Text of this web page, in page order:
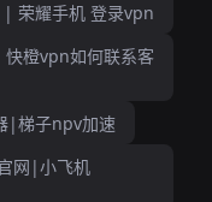
荣耀手机 登录vpn
橙vpn如何联系客
|梯子npv加速
网|小飞机